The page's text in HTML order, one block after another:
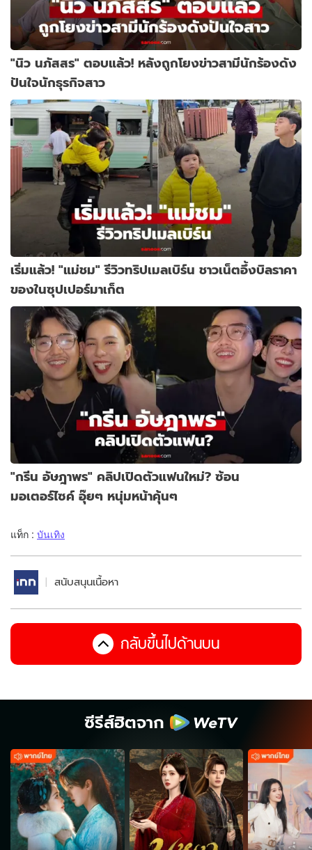
"นิว นภัสสร" ตอบแล้ว! หลังถูกโยงข่าวสามีนักร้องดัง
ปันใจนักธุรกิจสาว
เริ่มแล้ว! "แม่ชม" รีวิวทริปเมลเบิร์น ชาวเน็ตอึ้งบิลราคา
ของในซุปเปอร์มาเก็ต
"กรีน อัษฎาพร" คลิปเปิดตัวแฟนใหม่? ซ้อน
มอเตอร์ไซค์ อุ๊ยๆ หนุ่มหน้าคุ้นๆ
แท็ก : บันเทิง
สนับสนุนเนื้อหา
กลับขึ้นไปด้านบน
ซีรีส์ฮิตจาก